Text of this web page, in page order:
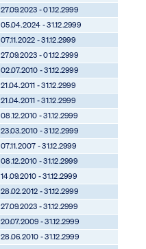
27.09.2023 - 01.12.2999
05.04.2024 - 31.12.2999
07.11.2022 - 31.12.2999
27.09.2023 - 01.12.2999
02.07.2010 - 31.12.2999
21.04.2011 - 31.12.2999
21.04.2011 - 31.12.2999
08.12.2010 - 31.12.2999
23.03.2010 - 31.12.2999
07.11.2007 - 31.12.2999
08.12.2010 - 31.12.2999
14.09.2010 - 31.12.2999
28.02.2012 - 31.12.2999
27.09.2023 - 31.12.2999
20.07.2009 - 31.12.2999
28.06.2010 - 31.12.2999